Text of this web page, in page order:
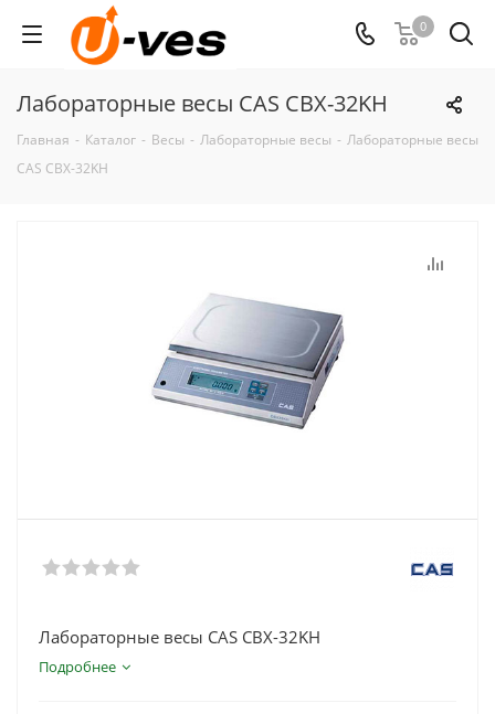
0
Лабораторные весы CAS CBX-32KH
Главная - Каталог - Весы - Лабораторные весы - Лабораторные весы
CAS CBX-32KH
Лабораторные весы CAS CBX-32KH
Подробнее